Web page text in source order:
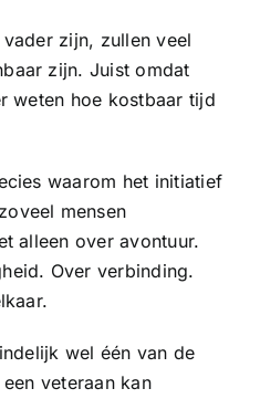
zijn, zullen veel
zijn. Juist omdat
weten hoe kostbaar tijd
waarom het initiatief
mensen
alleen over avontuur.
Over verbinding.
wel één van de
veteraan kan